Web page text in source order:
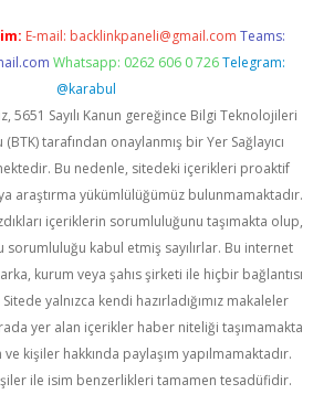
E-mail: backlinkpaneli@gmail.com Teams:
Whatsapp: 0262 606 0 726 Telegram:
@karabul
5651 Sayılı Kanun gereğince Bilgi Teknolojileri
tarafından onaylanmış bir Yer Sağlayıcı
Bu nedenle, sitedeki içerikleri proaktif
araştırma yükümlülüğümüz bulunmamaktadır.
içeriklerin sorumluluğunu taşımakta olup,
sorumluluğu kabul etmiş sayılırlar. Bu internet
kurum veya şahıs şirketi ile hiçbir bağlantısı
yalnızca kendi hazırladığımız makaleler
yer alan içerikler haber niteliği taşımamakta
kişiler hakkında paylaşım yapılmamaktadır.
ile isim benzerlikleri tamamen tesadüfidir.